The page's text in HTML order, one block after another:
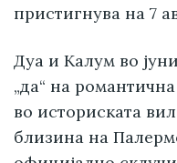
пристигнува на 7
Дуа и Калум во
„да“ на
во историската
близина на